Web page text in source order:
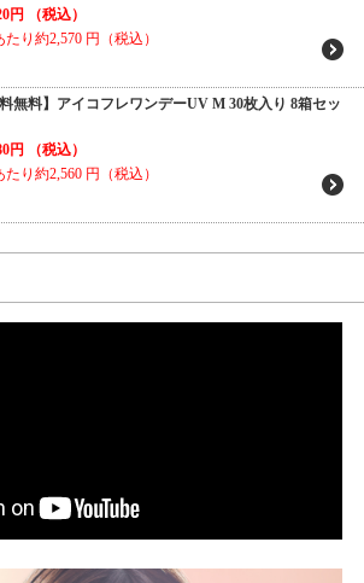
円
（税込）
たり約2,570 円（税込）
料無料】アイコフレワンデーUV M 30枚入り 8箱セッ
円
（税込）
たり約2,560 円（税込）